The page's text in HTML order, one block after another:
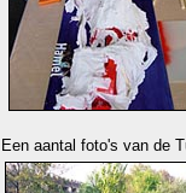
Een aantal foto's van de